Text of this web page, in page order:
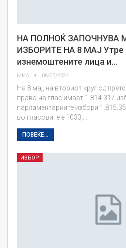
НА ПОЛНОЌ ЗАПОЧНУВА
ИЗБОРИТЕ НА 8 МАЈ Утре
изнемоштените лица и…
МИА 06/05/2024
На 8 мај, на вториот круг од
право на глас имаат 1.814.317
парламентарните избори
во гласовите е 1033,…
ПОВЕЌЕ...
ИЗБОР